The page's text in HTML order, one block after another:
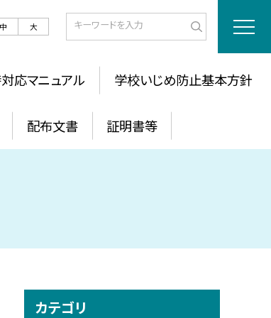
中 大
応マニュアル 学校いじめ防止基本方針
配布文書 証明書等
カテゴリ